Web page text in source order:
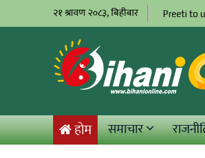
२१ श्रावण २०८३, बिहीबार Preeti to
होम समाचार